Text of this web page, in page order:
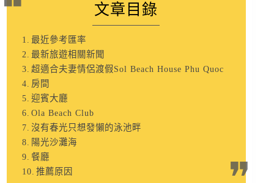
文章目錄
最近參考匯率
最新旅遊相關新聞
超適合夫妻情侶渡假Sol Beach House Phu Quoc
房間
迎賓大廳
Ola Beach Club
沒有春光只想發懶的泳池畔
陽光沙灘海
餐廳
推薦原因